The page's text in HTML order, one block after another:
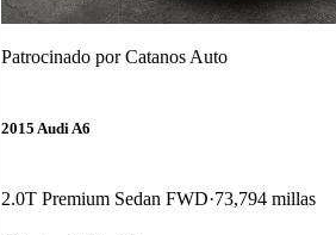
Patrocinado porCatanos Auto
2015 Audi A6
2.0T Premium Sedan FWD 73,794 millas